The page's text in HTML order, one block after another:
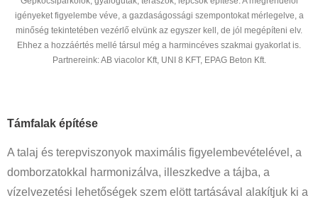
igényeket figyelembe véve, a gazdaságossági szempontokat mérlegelve, a
minőség tekintetében vezérlő elvünk az egyszer kell, de jól megépíteni elv.
Ehhez a hozzáértés mellé társul még a harmincéves szakmai gyakorlat is.
Partnereink: AB viacolor Kft, UNI 8 KFT, EPAG Beton Kft.
Támfal ak építése
A talaj és terepviszonyok maximális figyelembevételével, a
domborzatokkal harmonizálva, illeszkedve a tájba, a
vízelvezetési lehetőségek szem elött tartásával alakítjuk ki a